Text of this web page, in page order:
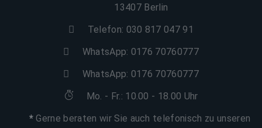
13407 Berlin
Telefon: 030 817 047 91
WhatsApp: 0176 70760777
WhatsApp: 0176 70760777
Mo. - Fr.: 10.00 - 18.00 Uhr
*Gerne beraten wir Sie auch telefonisch zu unseren